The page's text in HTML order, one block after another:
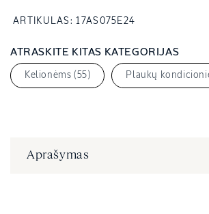
ARTIKULAS: SKU
17AS075E24
ATRASKITE KITAS KATEGORIJAS
Kelionėms (55) Plaukų
Aprašymas